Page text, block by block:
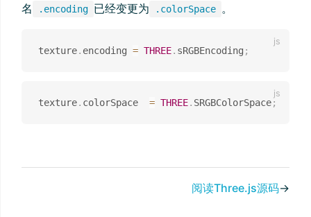
名
.encoding 已经变更为 .colorSpace 。
texture. encoding = THREE. sRGBEncoding ;
texture. colorSpace = THREE. SRGBColorSpace;
阅读Three.js源码→